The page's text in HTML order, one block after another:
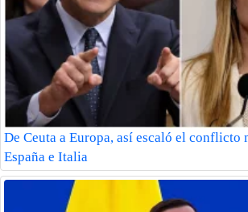
De Ceuta a Europa, así escaló el conflicto
España e Italia